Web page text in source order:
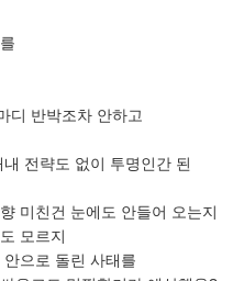
디 반박조차 안하고
전략도 없이 투명인간 된
미친건 눈에도 안들어 오는지
모르지
으로 돌린 사태를